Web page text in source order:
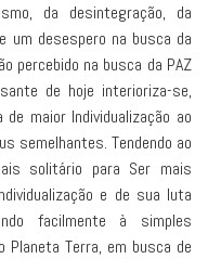
da desintegração, da
um desespero na busca da
percebido na busca da PAZ
de hoje interioriza-se,
maior Individualização ao
semelhantes. Tendendo ao
solitário para Ser mais
e de sua luta
facilmente à simples
Planeta Terra, em busca de